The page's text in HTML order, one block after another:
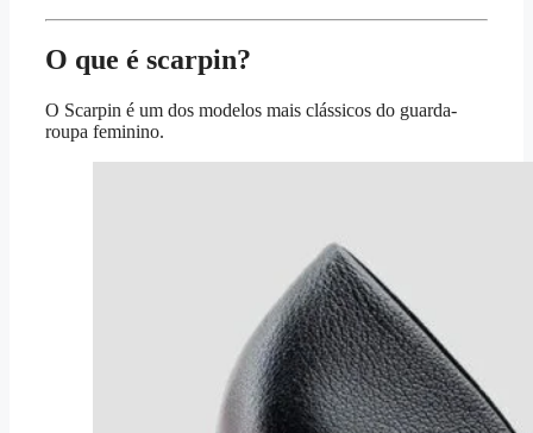
O que é scarpin?
O Scarpin é um dos modelos mais clássicos do guarda-
roupa feminino.